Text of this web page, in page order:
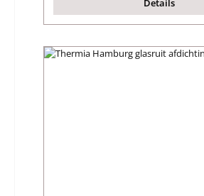
Details